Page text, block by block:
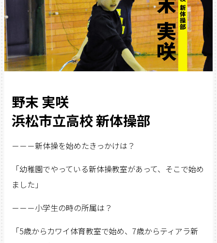
野末 実咲
浜松市立高校 新体操部
－－－新体操を始めたきっかけは？
「幼稚園でやっている新体操教室があって、そこで始め
ました」
－－－小学生の時の所属は？
「5歳からカワイ体育教室で始め、7歳からティアラ新